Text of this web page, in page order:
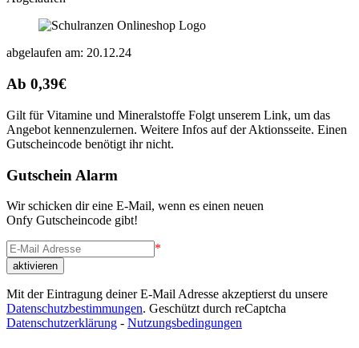
abgelaufen am: 20.12.24
Ab 0,39€
Gilt für Vitamine und Mineralstoffe Folgt unserem Link, um das
Angebot kennenzulernen. Weitere Infos auf der Aktionsseite. Einen
Gutscheincode benötigt ihr nicht.
Gutschein Alarm
Wir schicken dir eine E-Mail, wenn es einen neuen
Onfy Gutscheincode gibt!
*
Mit der Eintragung deiner E-Mail Adresse akzeptierst du unsere
Datenschutzbestimmungen. Geschützt durch reCaptcha
Datenschutzerklärung - Nutzungsbedingungen